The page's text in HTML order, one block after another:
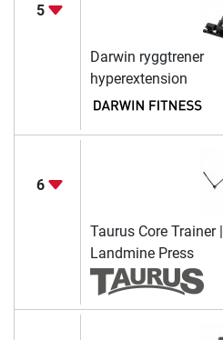
5
Darwin ryggtrener
hyperextension
6
Taurus Core Trainer |
Landmine Press